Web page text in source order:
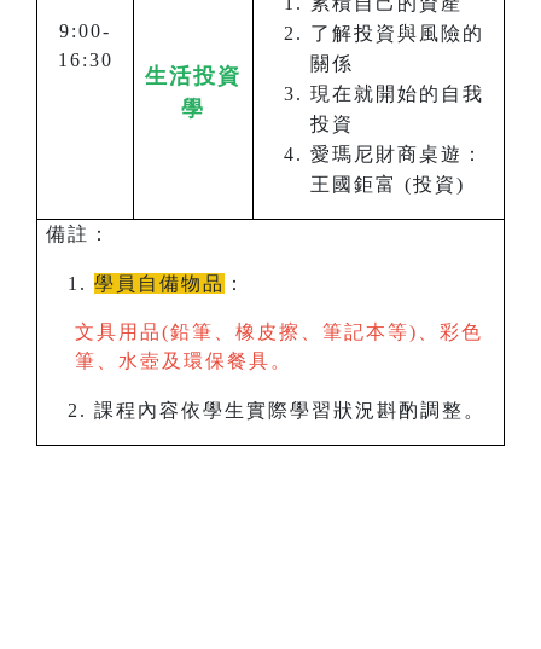
9:00-
16:30
生活投資
學
了解投資與風險的
關係
現在就開始的自我
投資
愛瑪尼財商桌遊：
王國鉅富 (投資)
備註：
學員自備物品 ：
文具用品(鉛筆、橡皮擦、筆記本等)、彩色
筆、水壺及環保餐具。
課程內容依學生實際學習狀況斟酌調整。